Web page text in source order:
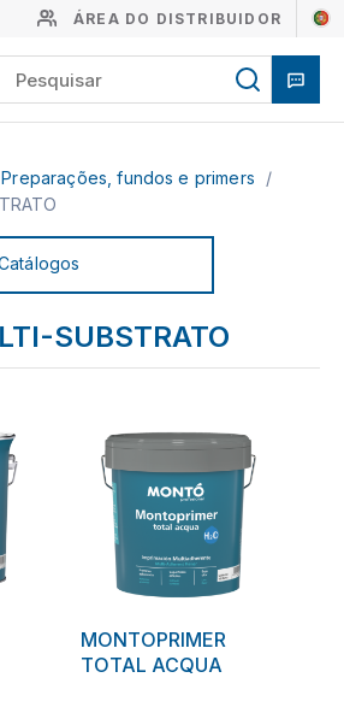
ÁREA DO DISTRIBUIDOR
Preparações, fundos e primers
/
SUBSTRATO
MONTOPRIMER
TOTAL ACQUA